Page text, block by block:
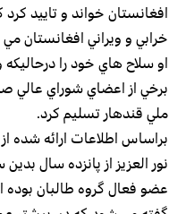
افغانستان خواند و تاييد
خرابي و ويراني افغانستان
او سلاح هاي خود را درحاليكه
برخي از اعضاي شوراي عالي
ملي قندهار تسليم كرد.
براساس اطلاعات ارائه شده
نور العزيز از پانزده سال
عضو فعال گروه طالبان